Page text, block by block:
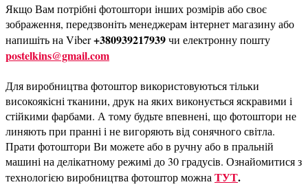
Якщо Вам потрібні фотоштори інших розмірів або своє
зображення, передзвоніть менеджерам інтернет магазину або
напишіть на Viber+380939217939чи електронну пошту
postelkins@gmail.com
Для виробництва фотоштор використовуються тільки
високоякісні тканини, друк на яких виконується яскравими і
стійкими фарбами. А тому будьте впевнені, що фотоштори не
линяють при пранні і не вигоряють від сонячного світла.
Прати фотоштори Ви можете або в ручну або в пральній
машині на делікатному режимі до 30 градусів. Ознайомитися з
технологією виробництва фотоштор можна ТУТ.